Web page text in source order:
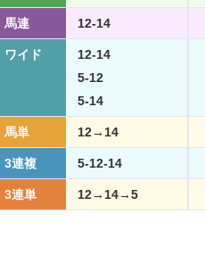
馬連 12-14
ワイド 12-14
5-12
5-14
馬単 12→14
3連複 5-12-14
3連単 12→14→5